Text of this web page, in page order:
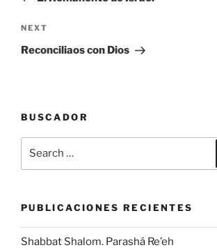
Next
Post
NEXT
Reconciliaos con Dios
BUSCADOR
PUBLICACIONES RECIENTES
Shabbat Shalom. Parashá Re’eh